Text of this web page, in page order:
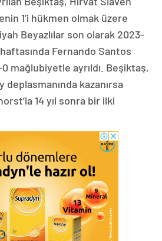
1’i hükmen olmak üzere
Beyazlılar son olarak 2023-
Fernando Santos
mağlubiyetle ayrıldı. Beşiktaş,
deplasmanında kazanırsa
14 yıl sonra bir ilki